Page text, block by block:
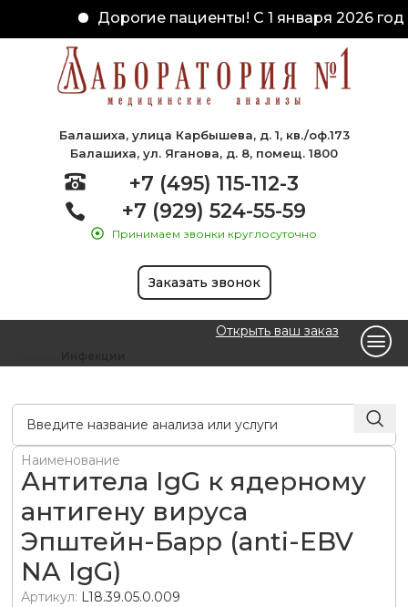
Дорогие пациенты! С 1 января 2026
Балашиха, улица Карбышева, д. 1, кв./оф.173
Балашиха, ул. Яганова, д. 8, помещ. 1800
+7 (495) 115-112-3
+7 (929) 524-55-59
Принимаем звонки круглосуточно
Заказать звонок
Открыть ваш заказ
Наименование
Антитела IgG к ядерному
антигену вируса
Эпштейн-Барр (anti-EBV
NA IgG)
Артикул: L18.39.05.0.009